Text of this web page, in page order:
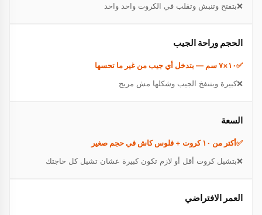
بتفتح وتنبش وتقلب في الكروت واحد واحد
الحجم وراحة الجيب
١٠×٧ سم — بتدخل أي جيب من غير ما تحسها
كبيرة وبتنفخ الجيب وشكلها مش مريح
السعة
أكتر من ١٠ كروت + فلوس كاش في حجم صغير
بتشيل كروت أقل أو لازم تكون كبيرة عشان تشيل كل حاجتك
العمر الافتراضي